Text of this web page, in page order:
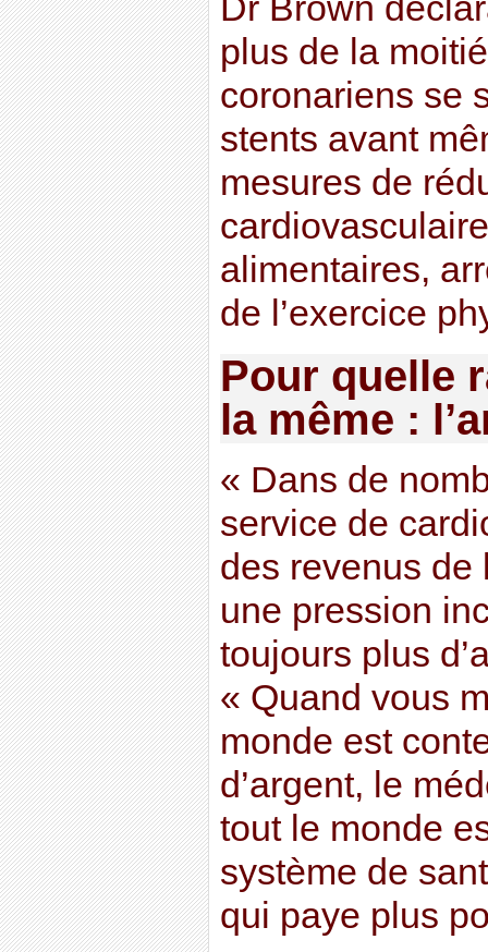
plus de la
coronariens se
stents avant
mesures de
alimentaires,
de l’exercice
Pour quelle
la même :
« Dans de
service de
des revenus de
une pression
toujours plus
« Quand vous
monde est
d’argent, le
tout le monde
système de
qui paye plus